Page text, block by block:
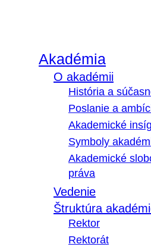
Akadémia
O akadémii
História a
Poslanie a
Akademické
Symboly
Akademické
práva
Vedenie
Štruktúra
Rektor
Rektorát